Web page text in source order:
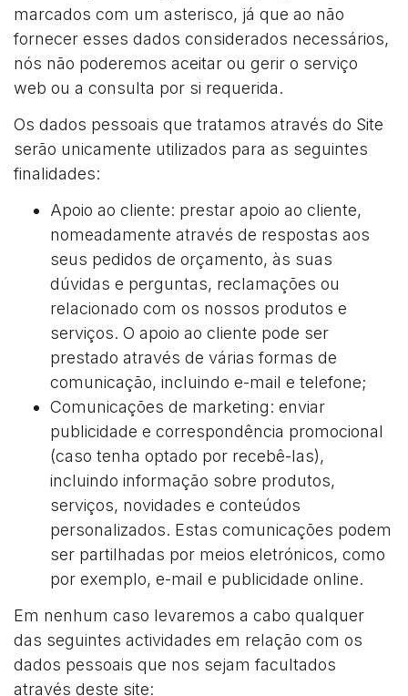
marcados com um asterisco, já que ao não
fornecer esses dados considerados necessários,
nós não poderemos aceitar ou gerir o serviço
web ou a consulta por si requerida.
Os dados pessoais que tratamos através do Site
serão unicamente utilizados para as seguintes
finalidades:
Apoio ao cliente: prestar apoio ao cliente,
nomeadamente através de respostas aos
seus pedidos de orçamento, às suas
dúvidas e perguntas, reclamações ou
relacionado com os nossos produtos e
serviços. O apoio ao cliente pode ser
prestado através de várias formas de
comunicação, incluindo e-mail e telefone;
Comunicações de marketing: enviar
publicidade e correspondência promocional
(caso tenha optado por recebê-las),
incluindo informação sobre produtos,
serviços, novidades e conteúdos
personalizados. Estas comunicações podem
ser partilhadas por meios eletrónicos, como
por exemplo, e-mail e publicidade online.
Em nenhum caso levaremos a cabo qualquer
das seguintes actividades em relação com os
dados pessoais que nos sejam facultados
através deste site: